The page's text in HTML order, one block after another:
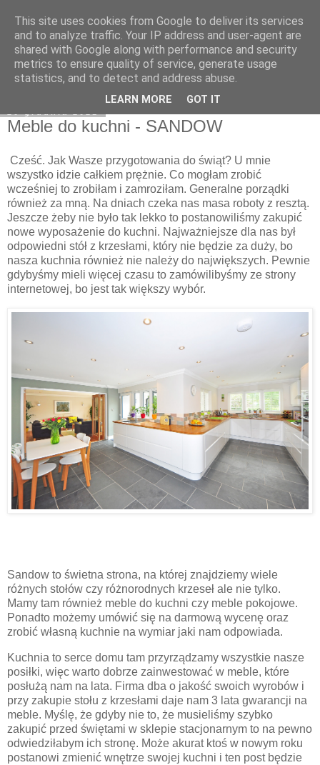
Klaudia Anna
Meble do kuchni - SANDOW
Cześć. Jak Wasze przygotowania do świąt? U mnie
wszystko idzie całkiem prężnie. Co mogłam zrobić
wcześniej to zrobiłam i zamroziłam. Generalne porządki
również za mną. Na dniach czeka nas masa roboty z resztą.
Jeszcze żeby nie było tak lekko to postanowiliśmy zakupić
nowe wyposażenie do kuchni. Najważniejsze dla nas był
odpowiedni stół z krzesłami, który nie będzie za duży, bo
nasza kuchnia również nie należy do największych. Pewnie
gdybyśmy mieli więcej czasu to zamówilibyśmy ze strony
internetowej, bo jest tak większy wybór.
Sandow to świetna strona, na której znajdziemy wiele
różnych stołów czy różnorodnych krzeseł ale nie tylko.
Mamy tam również meble do kuchni czy meble pokojowe.
Ponadto możemy umówić się na darmową wycenę oraz
zrobić własną kuchnie na wymiar jaki nam odpowiada.
Kuchnia to serce domu tam przyrządzamy wszystkie nasze
posiłki, więc warto dobrze zainwestować w meble, które
posłużą nam na lata. Firma dba o jakość swoich wyrobów i
przy zakupie stołu z krzesłami daje nam 3 lata gwarancji na
meble. Myślę, że gdyby nie to, że musieliśmy szybko
zakupić przed świętami w sklepie stacjonarnym to na pewno
odwiedziłabym ich stronę. Może akurat ktoś w nowym roku
postanowi zmienić wnętrze swojej kuchni i ten post będzie
This site uses cookies from Google to deliver its services
and to analyze traffic. Your IP address and user-agent are
shared with Google along with performance and security
metrics to ensure quality of service, generate usage
statistics, and to detect and address abuse.
LEARN MORE GOT IT